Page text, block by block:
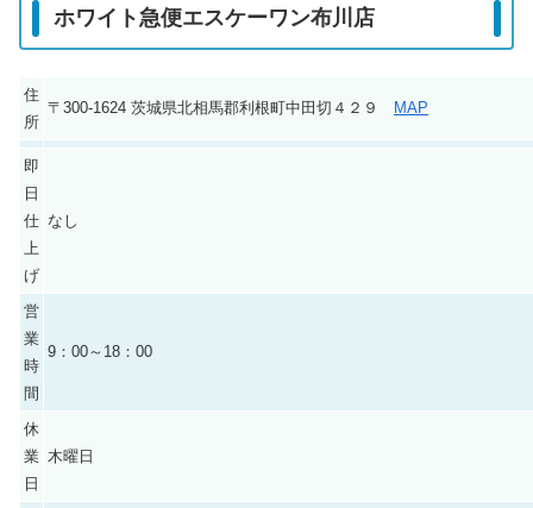
ホワイト急便エスケーワン布川店
住
所
〒300-1624 茨城県北相馬郡利根町中田切４２９ MAP
即
日
仕
上
げ
なし
営
業
時
間
9：00～18：00
休
業
日
木曜日